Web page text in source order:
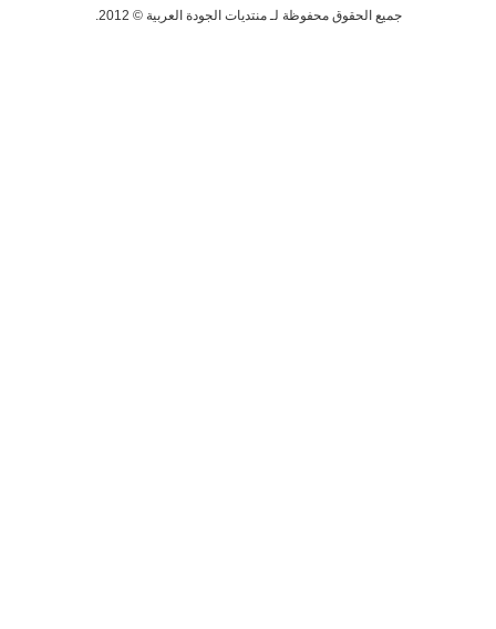
جميع الحقوق محفوظة لـ منتديات الجودة العربية © 2012.